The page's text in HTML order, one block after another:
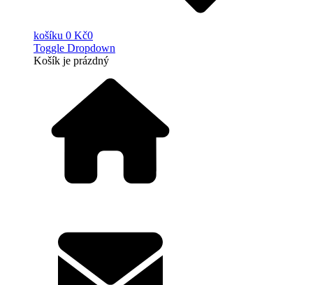
košíku 0 Kč0
Toggle Dropdown
Košík je prázdný